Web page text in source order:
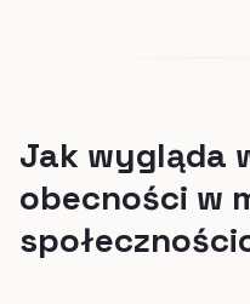
Jak wygląda
obecności w